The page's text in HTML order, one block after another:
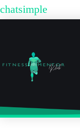
chatsimple